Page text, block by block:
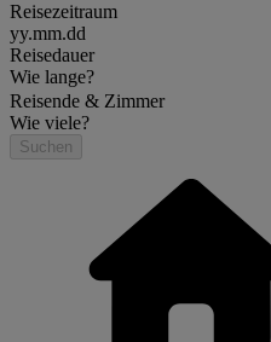
Reisezeitraum
yy.mm.dd
Reisedauer
Wie lange?
Reisende & Zimmer
Wie viele?
Suchen